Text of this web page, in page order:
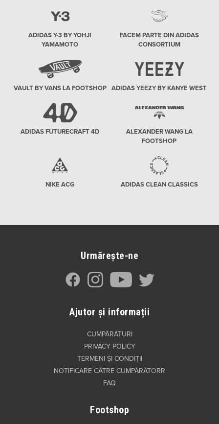
ADIDAS Y-3 BY YOHJI
YAMAMOTO
FACEM PARTE DIN ADIDAS
CONSORTIUM
VAULT BY VANS LA FOOTSHOP ADIDAS YEEZY BY KANYE WEST
ADIDAS FUTURECRAFT 4D
ALEXANDER WANG LA
FOOTSHOP
NIKE ACG ADIDAS CLEAN CLASSICS
Urmărește-ne
Ajutor și informații
CUMPĂRĂTURI
PRIVACY POLICY
TERMENI ȘI CONDIȚII
NOTIFICARE CĂTRE CUMPĂRĂTORR
FAQ
Footshop